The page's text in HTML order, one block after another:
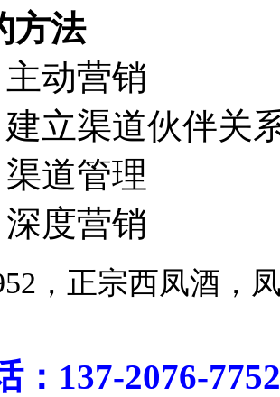
方法
动营销
渠道伙伴关
道管理
度营销
，正宗西凤酒
：137-2076-7752